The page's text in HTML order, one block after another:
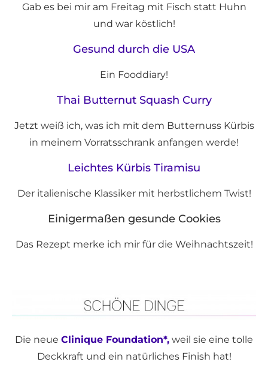
Gab es bei mir am Freitag mit Fisch statt Huhn
und war köstlich!
Gesund durch die USA
Ein Fooddiary!
Thai Butternut Squash Curry
Jetzt weiß ich, was ich mit dem Butternuss Kürbis
in meinem Vorratsschrank anfangen werde!
Leichtes Kürbis Tiramisu
Der italienische Klassiker mit herbstlichem Twist!
Einigermaßen gesunde Cookies
Das Rezept merke ich mir für die Weihnachtszeit!
Die neue Clinique Foundation*, weil sie eine tolle
Deckkraft und ein natürliches Finish hat!